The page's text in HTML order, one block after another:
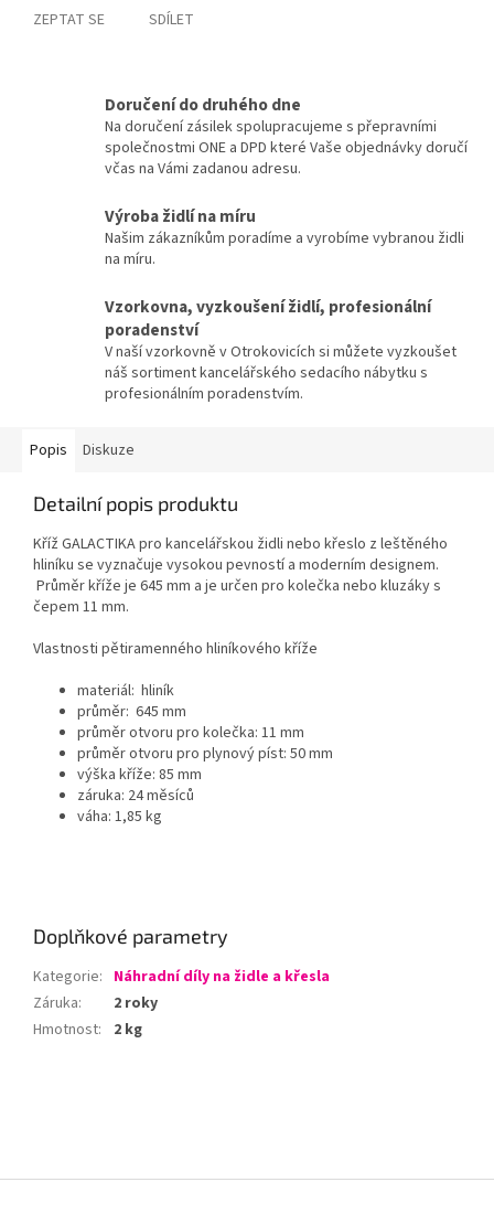
ZEPTAT SE SDÍLET
Doručení do druhého dne
Na doručení zásilek spolupracujeme s přepravními
společnostmi ONE a DPD které Vaše objednávky doručí
včas na Vámi zadanou adresu.
Výroba židlí na míru
Našim zákazníkům poradíme a vyrobíme vybranou židli
na míru.
Vzorkovna, vyzkoušení židlí, profesionální
poradenství
V naší vzorkovně v Otrokovicích si můžete vyzkoušet
náš sortiment kancelářského sedacího nábytku s
profesionálním poradenstvím.
Popis Diskuze
Detailní popis produktu
Kříž GALACTIKA pro kancelářskou židli nebo křeslo z leštěného
hliníku se vyznačuje vysokou pevností a moderním designem.
Průměr kříže je 645 mm a je určen pro kolečka nebo kluzáky s
čepem 11 mm.
Vlastnosti pětiramenného hliníkového kříže
materiál: hliník
průměr: 645 mm
průměr otvoru pro kolečka: 11 mm
průměr otvoru pro plynový píst: 50 mm
výška kříže: 85 mm
záruka: 24 měsíců
váha: 1,85 kg
Doplňkové parametry
Kategorie: Náhradní díly na židle a křesla
Záruka:
2 roky
Hmotnost: 2 kg